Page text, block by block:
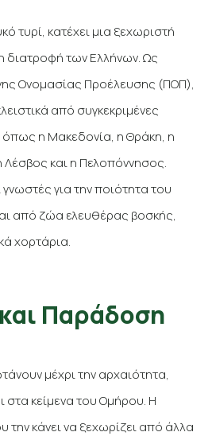
τυρί, κατέχει μια ξεχωριστή
διατροφή των Ελλήνων. Ως
Ονομασίας Προέλευσης (ΠΟΠ),
από συγκεκριμένες
η Μακεδονία, η Θράκη, η
και η Πελοπόννησος.
γνωστές για την ποιότητα του
από ζώα ελευθέρας βοσκής,
χορτάρια.
Παράδοση
μέχρι την αρχαιότητα,
κείμενα του Ομήρου. Η
την κάνει να ξεχωρίζει από άλλα